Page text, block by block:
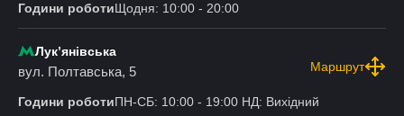
Години роботиЩодня: 10:00 - 20:00
Лукʼянівська
вул. Полтавська, 5 Маршрут
Години роботиПН-СБ: 10:00 - 19:00 НД: Вихідний